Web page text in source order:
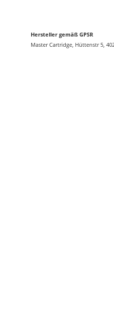
Hersteller gemäß GPSR
Master Cartridge, Hüttenstr 5,